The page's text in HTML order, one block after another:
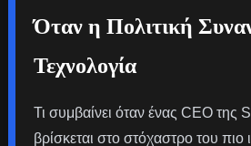
Όταν η Πολιτική
Τεχνολογία
Τι συμβαίνει όταν ένας CEO της
βρίσκεται στο στόχαστρο του